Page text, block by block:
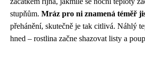
stupňům. Mráz pro ni znamená téměř
přehánění, skutečně je tak citlivá. Náhlý
hned – rostlina začne shazovat listy a